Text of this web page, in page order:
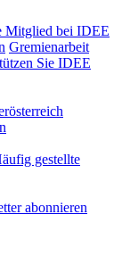
Mitglied bei IDEE
Gremienarbeit
Sie IDEE
gestellte
abonnieren